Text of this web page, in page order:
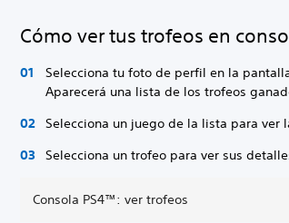
Cómo ver tus trofeos en
Selecciona tu foto de perfil en la
Aparecerá una lista de los trofeos
Selecciona un juego de la lista para
Selecciona un trofeo para ver sus
Consola PS4™: ver trofeos